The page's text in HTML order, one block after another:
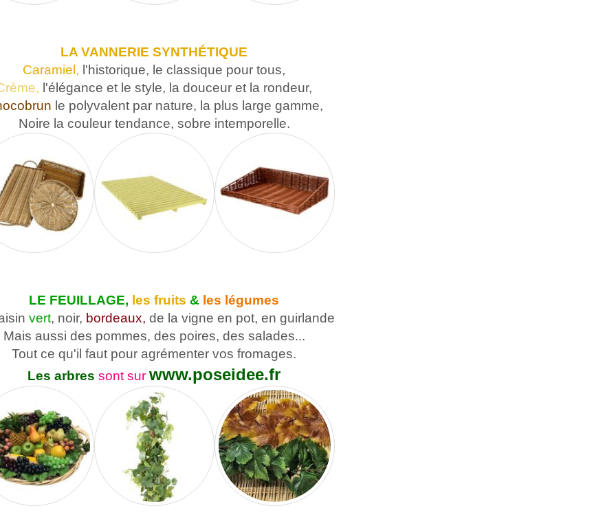
LA VANNERIE SYNTHÉTIQUE
Caramiel, l'historique, le classique pour tous,
l'élégance et le style, la douceur et la rondeur,
le polyvalent par nature, la plus large gamme,
Noire la couleur tendance, sobre intemporelle.
LE FEUILLAGE, les fruits & les légumes
vert, noir, bordeaux, de la vigne en pot, en guirlande
Mais aussi des pommes, des poires, des salades...
Tout ce qu'il faut pour agrémenter vos fromages.
Les arbres sont sur www.poseidee.fr